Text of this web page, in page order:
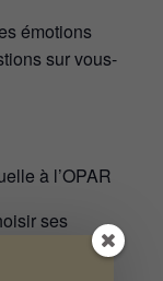
émotions
sur vous-
à l’OPAR
ses